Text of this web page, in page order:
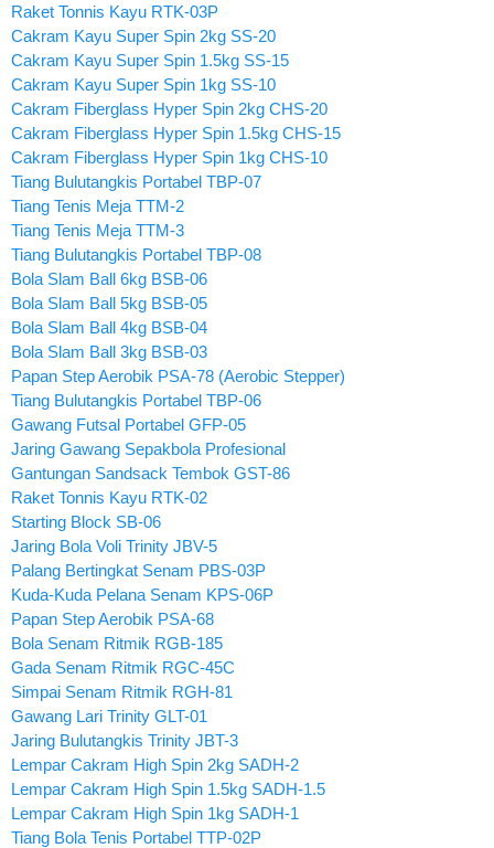
Raket Tonnis Kayu RTK-03P
Cakram Kayu Super Spin 2kg SS-20
Cakram Kayu Super Spin 1.5kg SS-15
Cakram Kayu Super Spin 1kg SS-10
Cakram Fiberglass Hyper Spin 2kg CHS-20
Cakram Fiberglass Hyper Spin 1.5kg CHS-15
Cakram Fiberglass Hyper Spin 1kg CHS-10
Tiang Bulutangkis Portabel TBP-07
Tiang Tenis Meja TTM-2
Tiang Tenis Meja TTM-3
Tiang Bulutangkis Portabel TBP-08
Bola Slam Ball 6kg BSB-06
Bola Slam Ball 5kg BSB-05
Bola Slam Ball 4kg BSB-04
Bola Slam Ball 3kg BSB-03
Papan Step Aerobik PSA-78 (Aerobic Stepper)
Tiang Bulutangkis Portabel TBP-06
Gawang Futsal Portabel GFP-05
Jaring Gawang Sepakbola Profesional
Gantungan Sandsack Tembok GST-86
Raket Tonnis Kayu RTK-02
Starting Block SB-06
Jaring Bola Voli Trinity JBV-5
Palang Bertingkat Senam PBS-03P
Kuda-Kuda Pelana Senam KPS-06P
Papan Step Aerobik PSA-68
Bola Senam Ritmik RGB-185
Gada Senam Ritmik RGC-45C
Simpai Senam Ritmik RGH-81
Gawang Lari Trinity GLT-01
Jaring Bulutangkis Trinity JBT-3
Lempar Cakram High Spin 2kg SADH-2
Lempar Cakram High Spin 1.5kg SADH-1.5
Lempar Cakram High Spin 1kg SADH-1
Tiang Bola Tenis Portabel TTP-02P